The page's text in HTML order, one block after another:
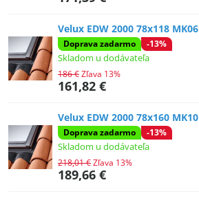
Velux EDW 2000 78x118 MK06
Doprava zadarmo -13%
Skladom u dodávateľa
161,82 €
186 €Zľava 13%
Velux EDW 2000 78x160 MK10
Doprava zadarmo -13%
Skladom u dodávateľa
189,66 €
218,01 €Zľava 13%